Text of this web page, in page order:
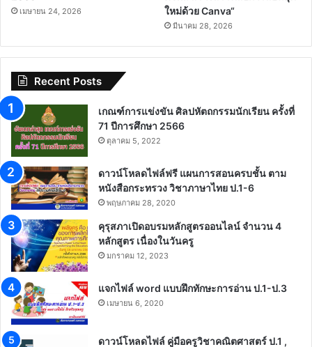
เมษายน 24, 2026
ใหม่ด้วย Canva“
มีนาคม 28, 2026
Recent Posts
เกณฑ์การแข่งขัน ศิลปหัตถกรรมนักเรียน ครั้งที่
71 ปีการศึกษา 2566
ตุลาคม 5, 2022
ดาวน์โหลดไฟล์ฟรี แผนการสอนครบชั้น ตาม
หนังสือกระทรวง วิชาภาษาไทย ป.1-6
พฤษภาคม 28, 2020
คุรุสภาเปิดอบรมหลักสูตรออนไลน์ จำนวน 4
หลักสูตร เนื่องในวันครู
มกราคม 12, 2023
แจกไฟล์ word แบบฝึกทักษะการอ่าน ป.1-ป.3
เมษายน 6, 2020
ดาวน์โหลดไฟล์ คู่มือครูวิชาคณิตศาสตร์ ป.1 ,